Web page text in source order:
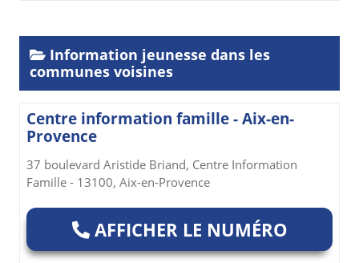
Information jeunesse dans les
communes voisines
Centre information famille - Aix-en-
Provence
37 boulevard Aristide Briand, Centre Information
Famille - 13100, Aix-en-Provence
AFFICHER LE NUMÉRO